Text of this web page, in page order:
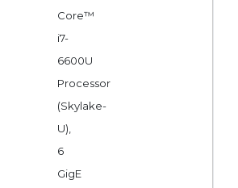
Core™
i7-
6600U
Processor
(Skylake-
U),
6
GigE